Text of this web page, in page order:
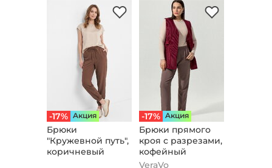
-17% Aкция
Брюки
"Кружевной путь",
коричневый
-17% Aкция
Брюки прямого
кроя с разрезами,
кофейный
VeraVo